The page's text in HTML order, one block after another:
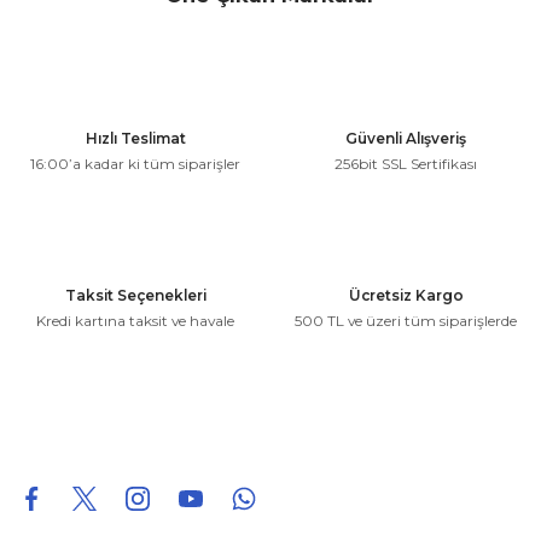
konularda yetersiz gördüğünüz noktaları öneri formunu
Hızlı Teslimat
16:00’a kadar ki tüm siparişler
Güvenli Alışveriş
256bit SSL Sertifikası
Taksit Seçenekleri
Kredi kartına taksit ve havale
Ücretsiz Kargo
500 TL ve üzeri tüm siparişlerde